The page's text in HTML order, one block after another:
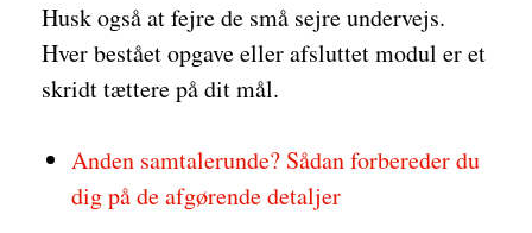
Husk også at fejre de små sejre undervejs.
Hver bestået opgave eller afsluttet modul er et
skridt tættere på dit mål.
Anden samtalerunde? Sådan forbereder du
dig på de afgørende detaljer